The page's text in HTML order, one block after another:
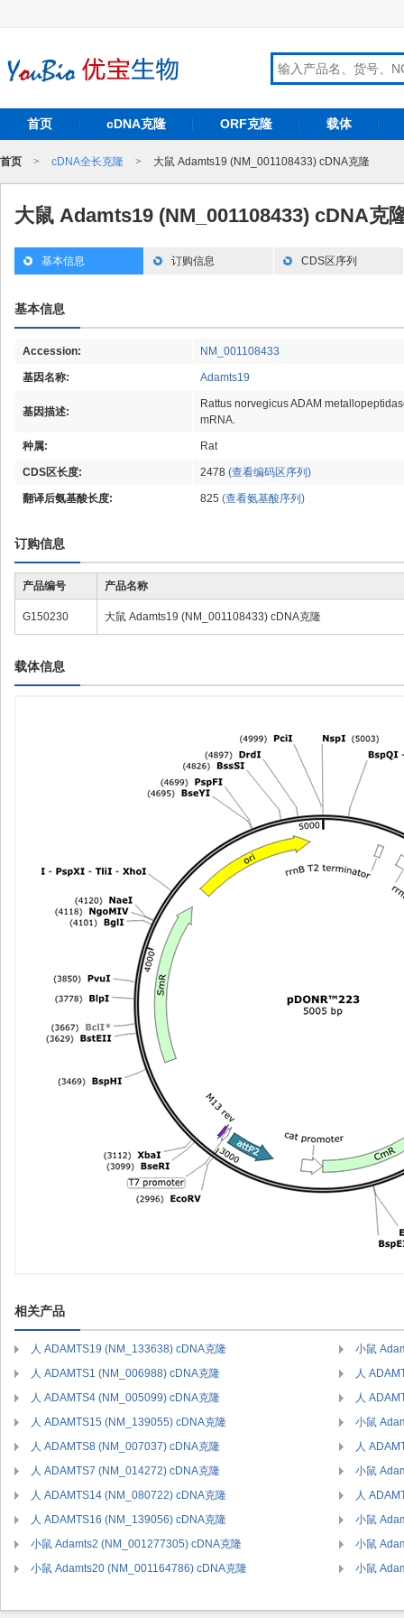
首页 cDNA克隆 ORF克隆 载体
首页 > cDNA全长克隆 > 大鼠 Adamts19 (NM_001108433) cDNA克隆
大鼠 Adamts19 (NM_001108433) cDNA克
基本信息 订购信息 CDS区序列
基本信息
Accession: NM_001108433
基因名称: Adamts19
基因描述:
Rattus norvegicus ADAM
mRNA.
种属: Rat
CDS区长度: 2478 (查看编码区序列)
翻译后氨基酸长度: 825 (查看氨基酸序列)
订购信息
产品编号 产品名称
G150230 大鼠 Adamts19 (NM_001108433) cDNA克隆
载体信息
相关产品
人 ADAMTS19 (NM_133638) cDNA克隆
小鼠
人 ADAMTS1 (NM_006988) cDNA克隆
人
人 ADAMTS4 (NM_005099) cDNA克隆
人
人 ADAMTS15 (NM_139055) cDNA克隆
小鼠
人 ADAMTS8 (NM_007037) cDNA克隆
人
人 ADAMTS7 (NM_014272) cDNA克隆
小鼠
人 ADAMTS14 (NM_080722) cDNA克隆
人
人 ADAMTS16 (NM_139056) cDNA克隆
小鼠
小鼠 Adamts2 (NM_001277305) cDNA克隆
小鼠
小鼠 Adamts20 (NM_001164786) cDNA克隆
小鼠